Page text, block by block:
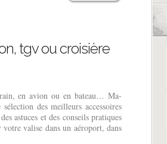
tgv ou croisière
en avion ou en bateau… Ma-
des meilleurs accessoires
astuces et des conseils pratiques
valise dans un aéroport, dans